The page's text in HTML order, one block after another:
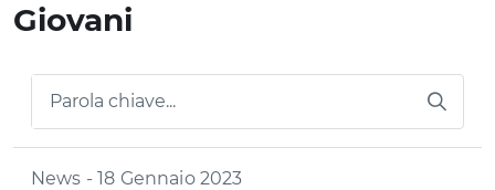
Giovani
Parola chiave...
News - 18 Gennaio 2023